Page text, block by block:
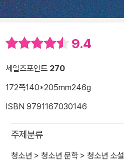
9.4
세일즈포인트 270
172쪽140*205mm246g
ISBN 9791167030146
주제분류
청소년 > 청소년 문학> 청소년 소설